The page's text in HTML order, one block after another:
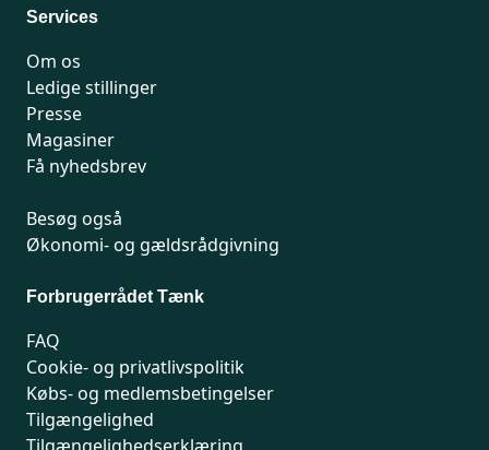
Services
Om os
Ledige stillinger
Presse
Magasiner
Få nyhedsbrev
Besøg også
Økonomi- og gældsrådgivning
Forbrugerrådet Tænk
FAQ
Cookie- og privatlivspolitik
Købs- og medlemsbetingelser
Tilgængelighed